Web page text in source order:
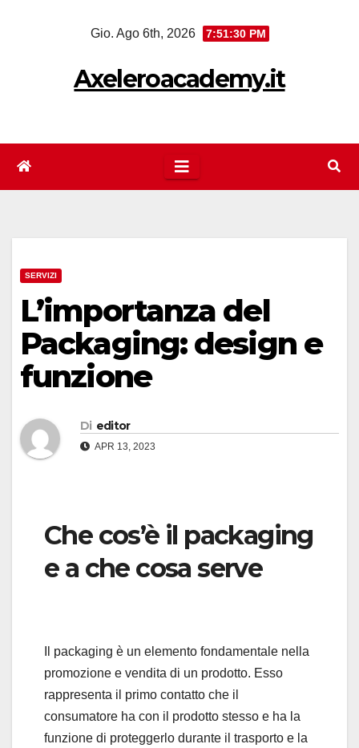
Gio. Ago 6th, 2026 7:51:31 PM
Axeleroacademy.it
SERVIZI
L’importanza del
Packaging: design e
funzione
Di editor
APR 13, 2023
Che cos’è il packaging
e a che cosa serve
Il packaging è un elemento fondamentale nella
promozione e vendita di un prodotto. Esso
rappresenta il primo contatto che il
consumatore ha con il prodotto stesso e ha la
funzione di proteggerlo durante il trasporto e la